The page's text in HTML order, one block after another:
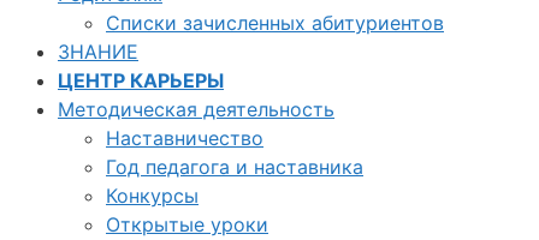
Списки зачисленных абитуриентов
ЗНАНИЕ
ЦЕНТР КАРЬЕРЫ
Методическая деятельность
Наставничество
Год педагога и наставника
Конкурсы
Открытые уроки